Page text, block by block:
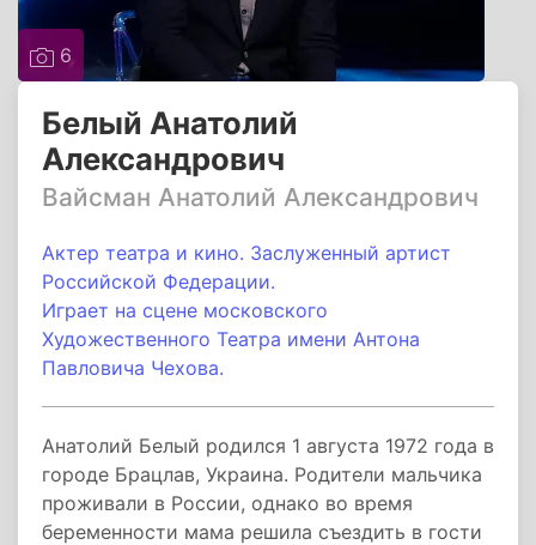
6
Белый Анатолий
Александрович
Вайсман Анатолий Александрович
Актер театра и кино. Заслуженный артист
Российской Федерации.
Играет на сцене московского
Художественного Театра имени Антона
Павловича Чехова.
Анатолий Белый родился 1 августа 1972 года в
городе Брацлав, Украина. Родители мальчика
проживали в России, однако во время
беременности мама решила съездить в гости